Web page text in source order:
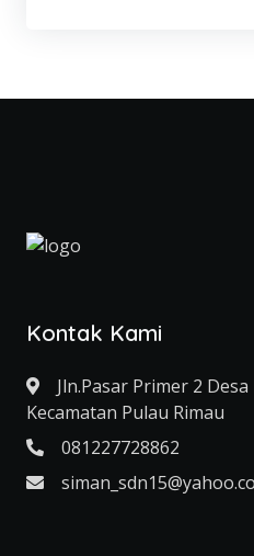
Kontak Kami
Jln.Pasar Primer 2
Kecamatan Pulau Rimau
081227728862